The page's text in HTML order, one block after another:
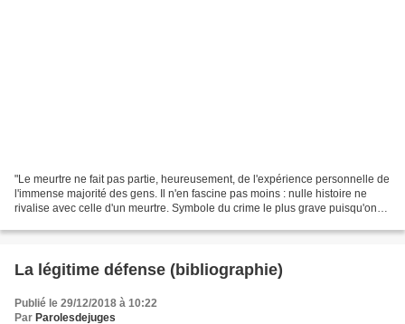
"Le meurtre ne fait pas partie, heureusement, de l'expérience personnelle de
l'immense majorité des gens. Il n'en fascine pas moins : nulle histoire ne
rivalise avec celle d'un meurtre. Symbole du crime le plus grave puisqu'on
La légitime défense (bibliographie)
Publié le 29/12/2018 à 10:22
Par Parolesdejuges